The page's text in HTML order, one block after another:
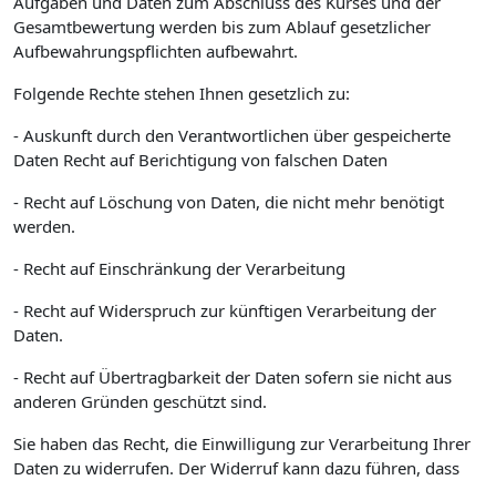
Gesamtbewertung werden bis zum Ablauf gesetzlicher
Aufbewahrungspflichten aufbewahrt.
Folgende Rechte stehen Ihnen gesetzlich zu:
- Auskunft durch den Verantwortlichen über gespeicherte
Daten Recht auf Berichtigung von falschen Daten
- Recht auf Löschung von Daten, die nicht mehr benötigt
werden.
- Recht auf Einschränkung der Verarbeitung
- Recht auf Widerspruch zur künftigen Verarbeitung der
Daten.
- Recht auf Übertragbarkeit der Daten sofern sie nicht aus
anderen Gründen geschützt sind.
Sie haben das Recht, die Einwilligung zur Verarbeitung Ihrer
Daten zu widerrufen. Der Widerruf kann dazu führen, dass